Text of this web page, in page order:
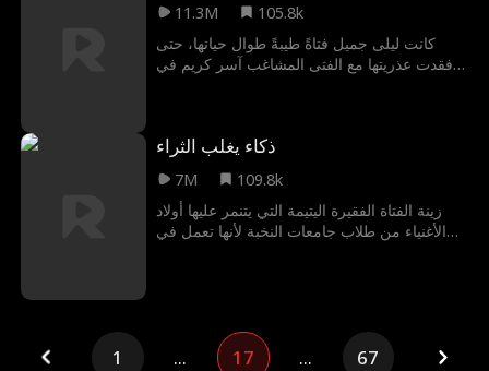
11.3M
105.8k
كانت ليلى جميل فتاةً طيبةً طوال حياتها، حتى
فقدت عذريتها مع الفتى المشاغب آسر كريم في
يريدون الفصل بينهما وأخذ طفلهما. والآن، تعهد
ذكاء يغلب الثراء
7M
109.8k
زينة الفتاة الفقيرة اليتيمة التي يتنمر عليها أولاد
الأغنياء من طلاب جامعات النخبة لأنها تعمل في
1 ... 17 ... 67